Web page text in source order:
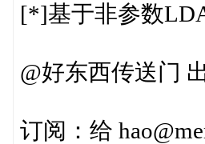
[*]基于非参数
@好东西传送门
订阅：给